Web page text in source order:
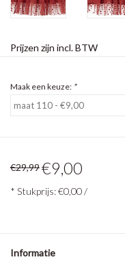
Prijzen zijn incl. BTW
Maak een keuze: *
€29,99€9,00
* Stukprijs: €0,00 /
Informatie